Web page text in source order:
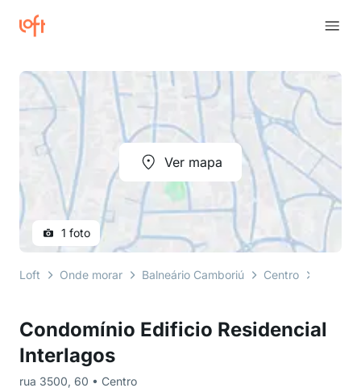
Condomínio Edificio Residencial
Interlagos
rua 3500, 60 • Centro
Ver mapa
1 foto
Loft Onde morar Balneário Camboriú Centro